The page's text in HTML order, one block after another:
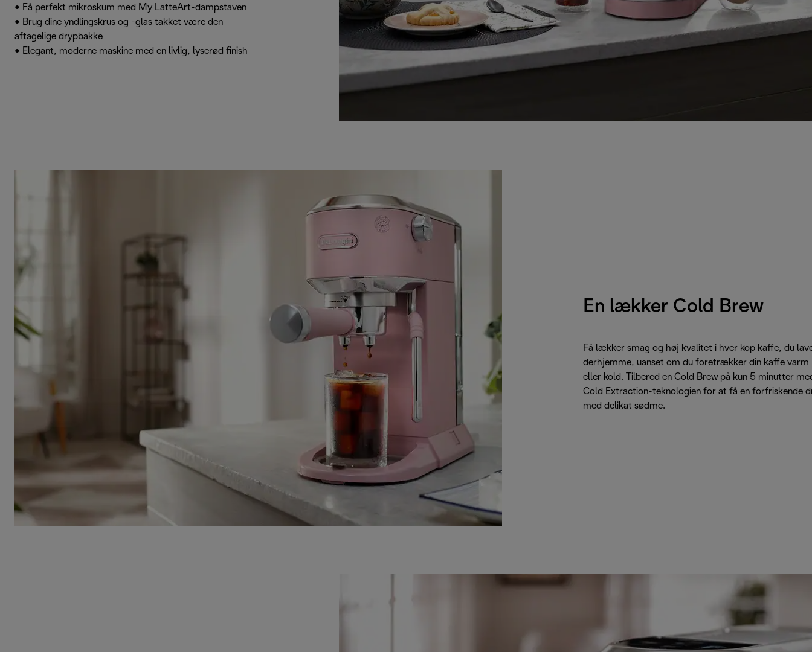
• Få perfekt mikroskum med My LatteArt-dampstaven
• Brug dine yndlingskrus og -glas takket være den
aftagelige drypbakke
• Elegant, moderne maskine med en livlig, lyserød finish
En lækker Cold Brew
Få lækker smag og høj kvalitet i hver kop kaffe, du
derhjemme, uanset om du foretrækker din kaffe varm
eller kold. Tilbered en Cold Brew på kun 5 minutter
Cold Extraction-teknologien for at få en forfriskende
med delikat sødme.